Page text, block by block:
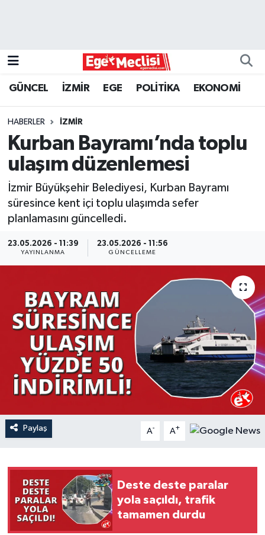
GÜNCEL İZMİR EGE POLİTİKA EKONOMİ
HABERLER İZMİR
Kurban Bayramı’nda toplu
ulaşım düzenlemesi
İzmir Büyükşehir Belediyesi, Kurban Bayramı
süresince kent içi toplu ulaşımda sefer
planlamasını güncelledi.
23.05.2026 - 11:39
YAYINLANMA
23.05.2026 - 11:56
GÜNCELLEME
Paylaş A- A+
Deste deste paralar
yola saçıldı, trafik
tamamen durdu
GÜNCEL
İZMİR
ÖZEL HABER
POLİTİKA
Programlar
SPOR